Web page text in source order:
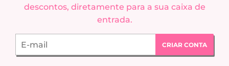
descontos, diretamente para a sua caixa de
entrada.
E-
mail
CRIAR CONTA